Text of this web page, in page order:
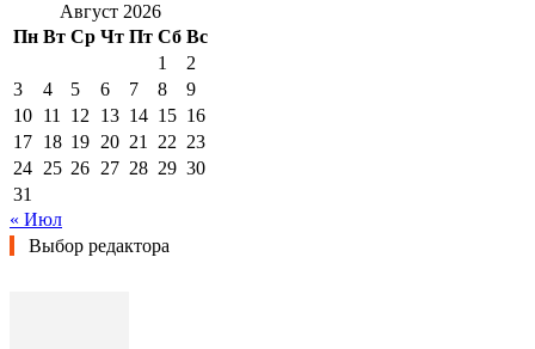
Август 2026
Пн Вт Ср Чт Пт Сб Вс
1
2
3
4 5 6 7 8
9
10 11 12 13 14 15 16
17 18 19 20 21 22 23
24 25 26 27 28 29 30
31
« Июл
Выбор редактора